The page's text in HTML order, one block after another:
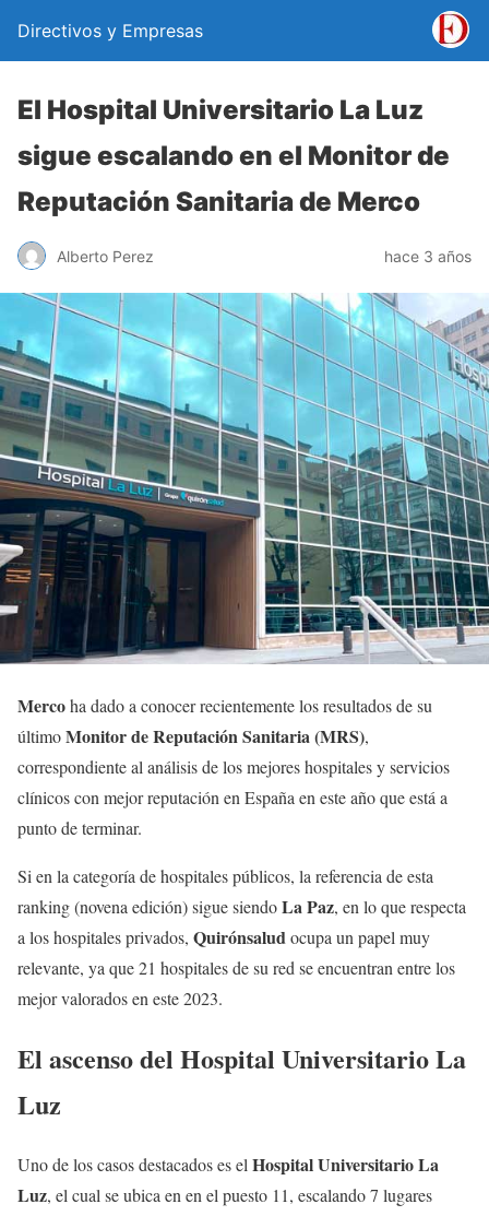
Directivos y Empresas
El Hospital Universitario La Luz
sigue escalando en el Monitor de
Reputación Sanitaria de Merco
Alberto Perez hace 3 años
Mercoha dado a conocer recientemente los resultados de su
últimoMonitor de Reputación Sanitaria (MRS),
correspondiente al análisis de los mejores hospitales y servicios
clínicos con mejor reputación en España en este año que está a
punto de terminar.
Si en la categoría de hospitales públicos, la referencia de esta
ranking (novena edición) sigue siendoLa Paz, en lo que respecta
a los hospitales privados, Quirónsaludocupa un papel muy
relevante, ya que 21 hospitales de su red se encuentran entre los
mejor valorados en este 2023.
El ascenso del Hospital Universitario La
Luz
Uno de los casos destacados es elHospital Universitario La
Luz, el cual se ubica en en el puesto 11, escalando 7 lugares